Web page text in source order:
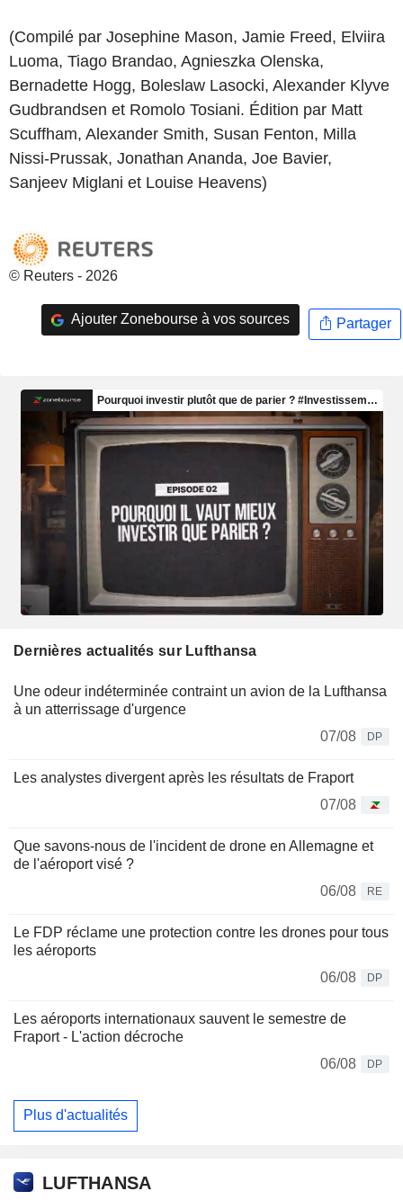
(Compilé par Josephine Mason, Jamie Freed, Elviira
Luoma, Tiago Brandao, Agnieszka Olenska,
Bernadette Hogg, Boleslaw Lasocki, Alexander Klyve
Gudbrandsen et Romolo Tosiani. Édition par Matt
Scuffham, Alexander Smith, Susan Fenton, Milla
Nissi-Prussak, Jonathan Ananda, Joe Bavier,
Sanjeev Miglani et Louise Heavens)
© Reuters - 2026
Ajouter Zonebourse à vos sources Partager
Dernières actualités sur Lufthansa
Une odeur indéterminée contraint un avion de la Lufthansa
à un atterrissage d'urgence
07/08
DP
Les analystes divergent après les résultats de Fraport
07/08
Que savons-nous de l'incident de drone en Allemagne et
de l'aéroport visé ?
06/08
RE
Le FDP réclame une protection contre les drones pour tous
les aéroports
06/08
DP
Les aéroports internationaux sauvent le semestre de
Fraport - L'action décroche
06/08
DP
Plus d'actualités
LUFTHANSA